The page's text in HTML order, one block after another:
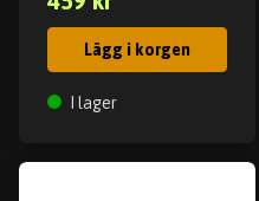
Lägg i korgen
I lager